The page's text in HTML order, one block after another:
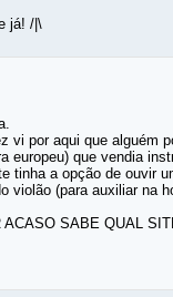
já! /|\
vi por aqui que alguém
europeu) que vendia
tinha a opção de ouvir
violão (para auxiliar na
ACASO SABE QUAL